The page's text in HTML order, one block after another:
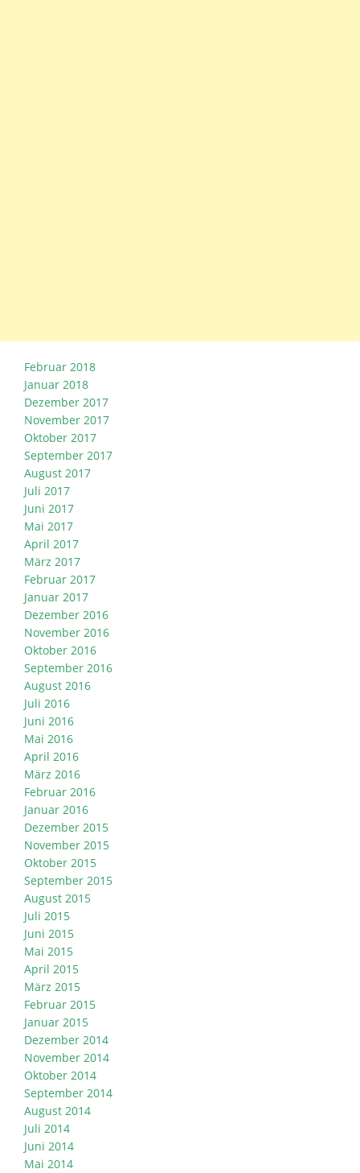
Februar 2018
Januar 2018
Dezember 2017
November 2017
Oktober 2017
September 2017
August 2017
Juli 2017
Juni 2017
Mai 2017
April 2017
März 2017
Februar 2017
Januar 2017
Dezember 2016
November 2016
Oktober 2016
September 2016
August 2016
Juli 2016
Juni 2016
Mai 2016
April 2016
März 2016
Februar 2016
Januar 2016
Dezember 2015
November 2015
Oktober 2015
September 2015
August 2015
Juli 2015
Juni 2015
Mai 2015
April 2015
März 2015
Februar 2015
Januar 2015
Dezember 2014
November 2014
Oktober 2014
September 2014
August 2014
Juli 2014
Juni 2014
Mai 2014